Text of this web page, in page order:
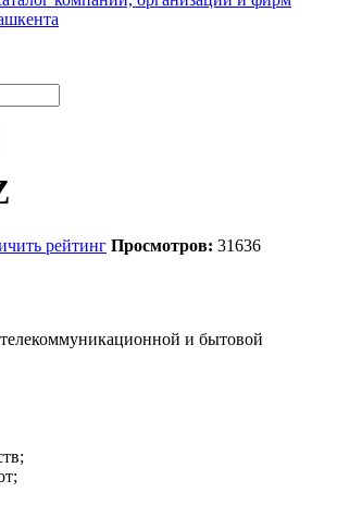
Просмотров: 31636
и бытовой